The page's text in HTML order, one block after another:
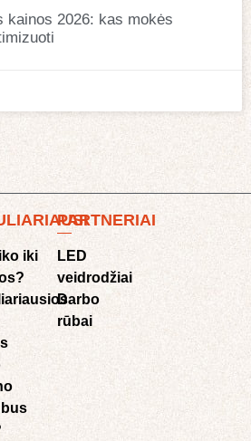
kainos 2026: kas mokės
iki
PARTNERIAI
LED
veidrodžiai
Darbo
rūbai